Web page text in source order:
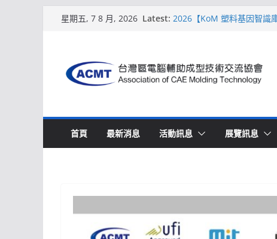
星期五, 7 8 月, 2026 Latest: 2026【KoM 塑料基因智識
場
ACMT打造「Smart
首頁 最新消息 活動訊息 展覽訊息